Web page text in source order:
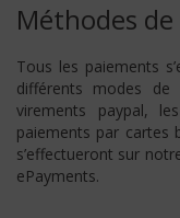
Méthodes
Tous les paiements
différents modes de
virements paypal,
paiements par cartes
s’effectueront sur
ePayments.